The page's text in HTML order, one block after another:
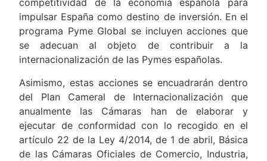
competitividad de la economía española para
impulsar España como destino de inversión. En el
programa Pyme Global se incluyen acciones que
se adecuan al objeto de contribuir a la
internacionalización de las Pymes españolas.
Asimismo, estas acciones se encuadrarán dentro
del Plan Cameral de Internacionalización que
anualmente las Cámaras han de elaborar y
ejecutar de conformidad con lo recogido en el
artículo 22 de la Ley 4/2014, de 1 de abril, Básica
de las Cámaras Oficiales de Comercio, Industria,